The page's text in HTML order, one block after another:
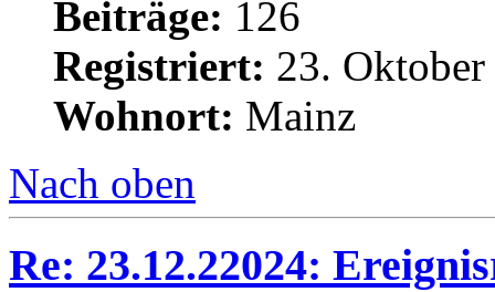
Beiträge: 126
Registriert: 23.
Wohnort: Mainz
Nach oben
Re: 23.12.22024: